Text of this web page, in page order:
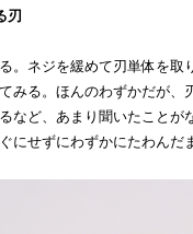
刃
。ネジを緩めて刃単体を
みる。ほんのわずかだが
など、あまり聞いたこと
にせずにわずかにたわんだ